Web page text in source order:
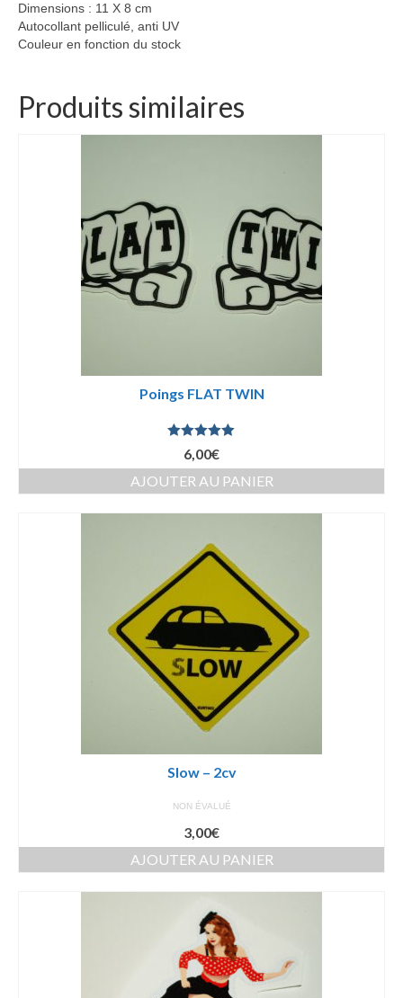
Dimensions : 11 X 8 cm
Autocollant pelliculé, anti UV
Couleur en fonction du stock
Produits similaires
Poings FLAT TWIN
Note5.00
sur 5
6,00€
AJOUTER AU PANIER
Slow – 2cv
NON ÉVALUÉ
3,00€
AJOUTER AU PANIER